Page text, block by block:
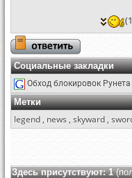
Социальные закладки
Обход блокировок Рунета
Метки
legend , news , skyward ,
Здесь присутствуют: 1